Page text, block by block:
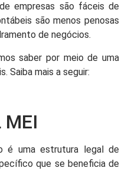
empresas são fáceis de
são menos penosas
de negócios.
saber por meio de uma
Saiba mais a seguir:
MEI
é uma estrutura legal de
que se beneficia de